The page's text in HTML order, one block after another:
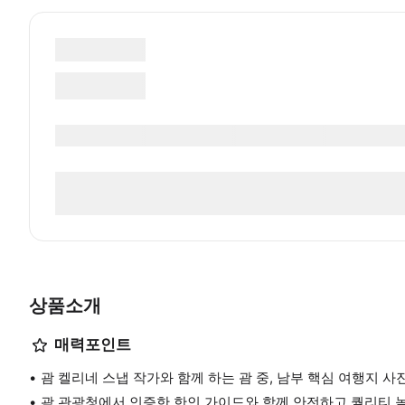
상품소개
매력포인트
괌 켈리네 스냅 작가와 함께 하는 괌 중, 남부 핵심 여행지 사
괌 관광청에서 인증한 한인 가이드와 함께 안전하고 퀄리티